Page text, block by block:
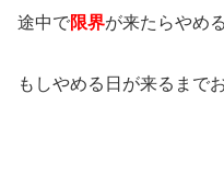
途中で限界が来たらやめ
もしやめる日が来るまで